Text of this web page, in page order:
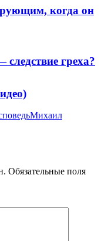
когда он
греха?
Михаил
Обязательные поля